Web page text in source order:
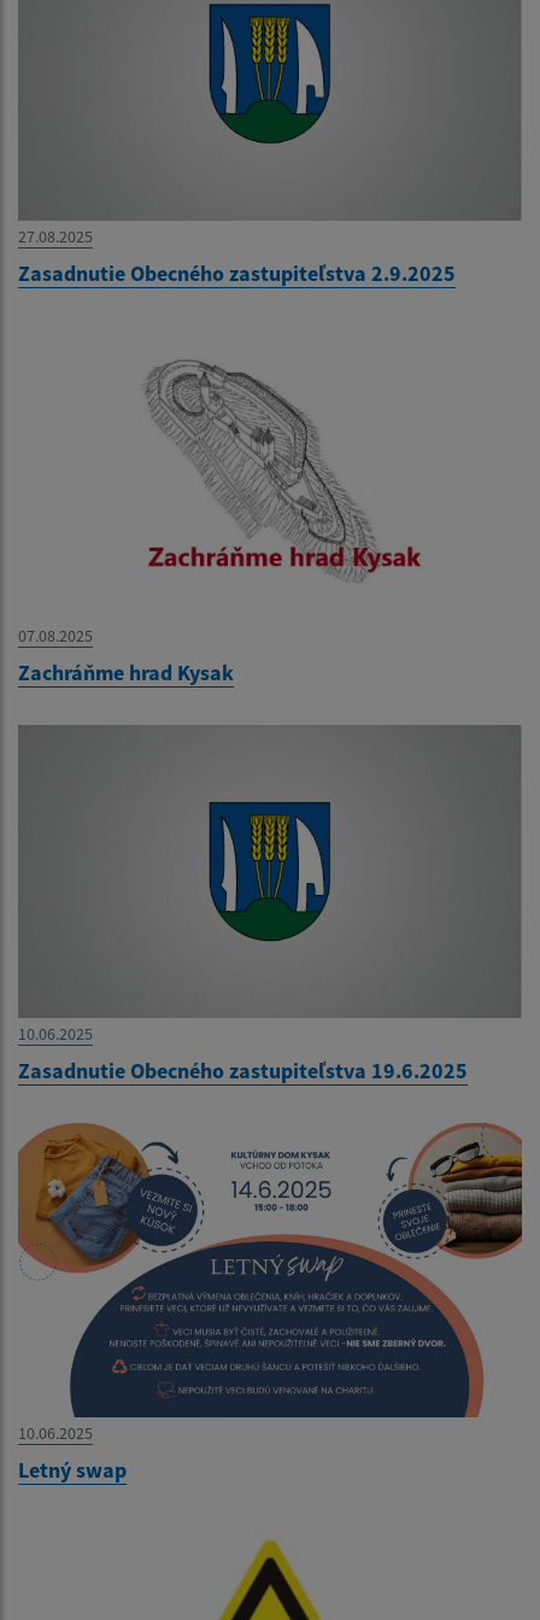
27.08.2025
Zasadnutie Obecného zastupiteľstva 2.9.2025
07.08.2025
Zachráňme hrad Kysak
10.06.2025
Zasadnutie Obecného zastupiteľstva 19.6.2025
10.06.2025
Letný swap